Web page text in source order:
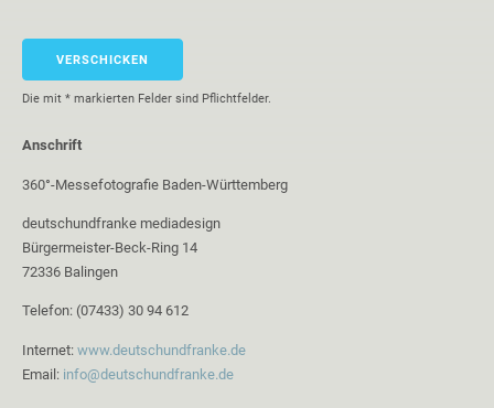
Die mit * markierten Felder sind Pflichtfelder.
Anschrift
360°-Messefotografie Baden-Württemberg
deutschundfranke mediadesign
Bürgermeister-Beck-Ring 14
72336 Balingen
Telefon: (07433) 30 94 612
Internet: www.deutschundfranke.de
Email: info@deutschundfranke.de